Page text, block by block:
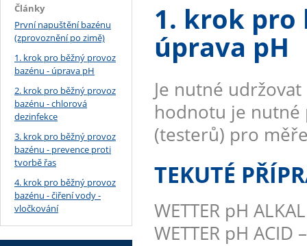
Články
První napuštění bazénu
(zprovoznění po zimě)
1. krok pro běžný provoz
bazénu - úprava pH
2. krok pro běžný provoz
bazénu - chlorová
dezinfekce
3. krok pro běžný provoz
bazénu - prevence proti
tvorbě řas
4. krok pro běžný provoz
bazénu - čiření vody -
vločkování
1. krok pro
úprava pH
Je nutné
hodnotu je nutné
(testerů) pro
TEKUTÉ
WETTER pH
WETTER pH